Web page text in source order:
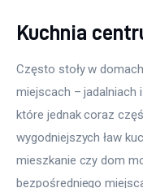
Kuchnia
Często stoły w
miejscach – jadalniach
które jednak coraz
wygodniejszych ław
mieszkanie czy dom
bezpośredniego